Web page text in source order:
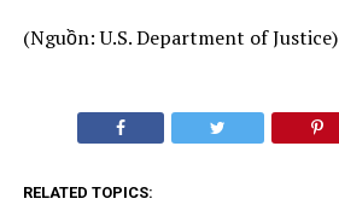
(Nguồn: U.S. Department of Justice)
RELATED TOPICS: